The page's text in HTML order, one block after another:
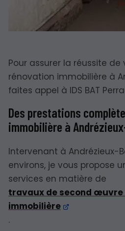
Pour assurer la réussite de
rénovation immobilière à
faites appel à IDS BAT
Des prestations
immobilière à
Intervenant à Andrézieux-
environs, je vous propose
services en matière de
travaux de second œuvre
immobilière
.